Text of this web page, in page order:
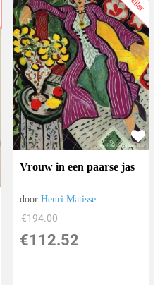
Vrouw in een paarse jas
doorHenri Matisse
€194.00
€112.52